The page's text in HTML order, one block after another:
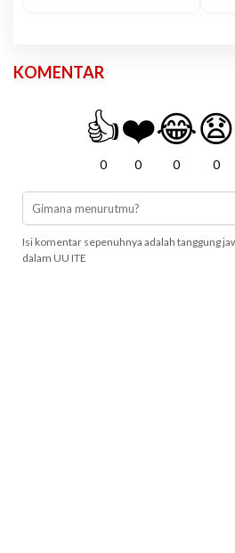
KOMENTAR
👍
0
❤️
0
😂
0
😧
0
Isi komentar sepenuhnya adalah tanggung
dalam UU ITE